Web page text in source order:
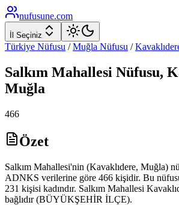
nufusune.com
İl Seçiniz
Türkiye Nüfusu / Muğla Nüfusu /
Salkım Mahallesi Nüfusu,
Muğla
466
Özet
Salkım Mahallesi'nin (Kavaklıdere, Muğla)
ADNKS verilerine göre 466 kişidir. Bu
231 kişisi kadındır. Salkım Mahallesi
bağlıdır (BÜYÜKŞEHİR İLÇE).